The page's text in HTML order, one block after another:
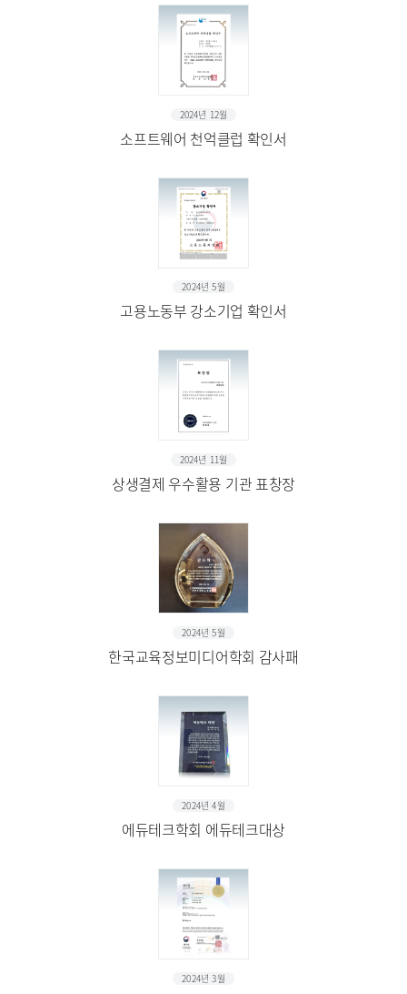
2024년 12월
소프트웨어 천억클럽 확인서
2024년 5월
고용노동부 강소기업 확인서
2024년 11월
상생결제 우수활용 기관 표창장
2024년 5월
한국교육정보미디어학회 감사패
2024년 4월
에듀테크학회 에듀테크대상
2024년 3월